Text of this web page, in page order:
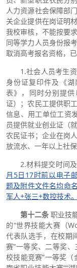
人力资源社会保障部
关企业提供在岗证明
我校审核，不能按要
同等学力人员身份报
取消高考报名资格，
1.社会人员考生
身份证复印件及《湖
表》，同时分别提
证）；农民工提供职
信息、用工单位工资
员提供就业创业证（
农民证书；企业在岗
放流水、一年以上社保
2.材料提交时间
月5日17时前以电子
题及附件文件名均命
军人+张三+数控技术。
第十二条 职业技
的“世界技能大赛（
代表队选手，在校期
赛”一等奖、二等奖
校技能竞赛”一等奖